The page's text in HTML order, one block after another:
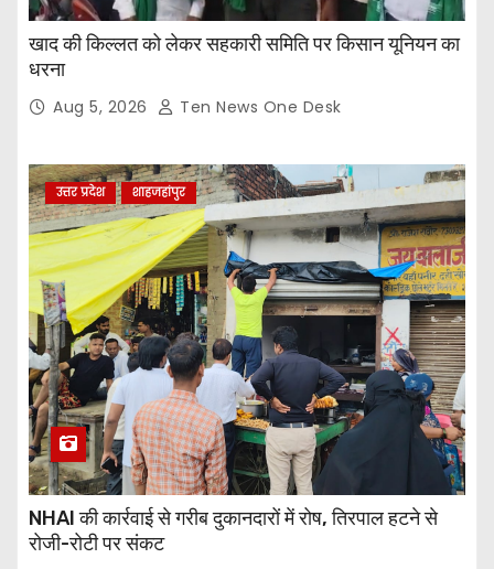
खाद की किल्लत को लेकर सहकारी समिति पर किसान यूनियन का
धरना
Aug 5, 2026 Ten News One Desk
उत्तर प्रदेश शाहजहांपुर
NHAI की कार्रवाई से गरीब दुकानदारों में रोष, तिरपाल हटने से
रोजी-रोटी पर संकट